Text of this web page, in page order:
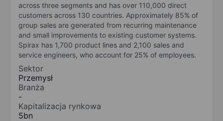
across three segments and has over 110,000 direct
customers across 130 countries. Approximately 85% of
group sales are generated from recurring maintenance
and small improvements to existing customer systems.
Spirax has 1,700 product lines and 2,100 sales and
service engineers, who account for 25% of employees.
Sektor
Przemysł
Branża
-
Kapitalizacja rynkowa
5bn